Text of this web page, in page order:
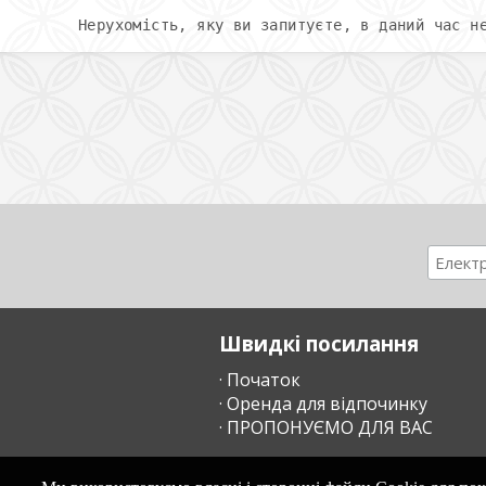
Нерухомість, яку ви запитуєте, в даний час
Швидкі посилання
· Початок
· Оренда для відпочинку
· ПРОПОНУЄМО ДЛЯ ВАС